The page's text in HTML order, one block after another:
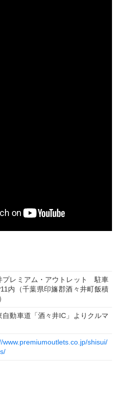
プレミアム・アウトレット 駐車
内（千葉県印旛郡酒々井町飯積
自動車道「酒々井IC 」よりクルマ
www.premiumoutlets.co.jp/shisui/